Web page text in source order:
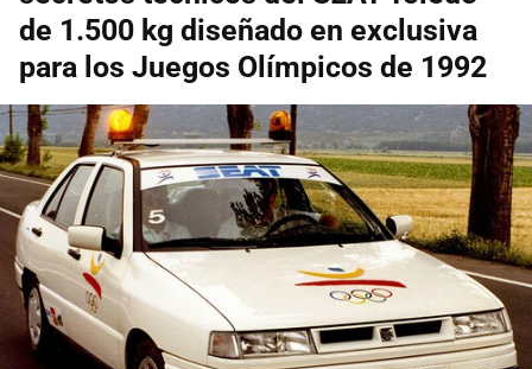
de 1.500 kg diseñado en exclusiva
para los Juegos Olímpicos de 1992